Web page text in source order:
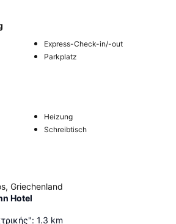
Express-Check-in/-out
Parkplatz
Heizung
Schreibtisch
Griechenland
Hotel
: 1.3 km